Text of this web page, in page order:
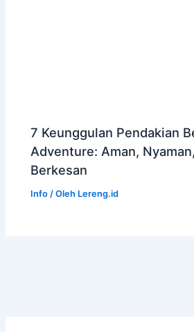
7 Keunggulan Pendakian
Adventure: Aman,
Berkesan
Info / Oleh Lereng.id